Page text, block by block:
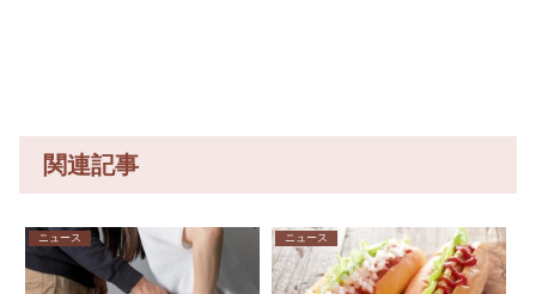
関連記事
ニュース ニュース